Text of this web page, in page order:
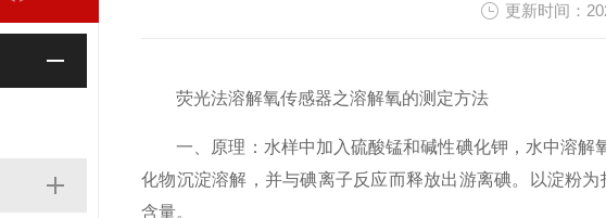
更新时间：
荧光法溶解氧传感器之溶解氧的测定方法
一、原理：水样中加入硫酸锰和碱性碘化钾，水中溶解
化物沉淀溶解，并与碘离子反应而释放出游离碘。以淀粉
含量。